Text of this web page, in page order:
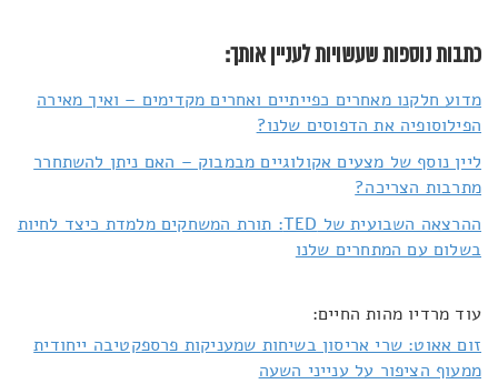
כתבות נוספות שעשויות לעניין אותך:
מדוע חלקנו מאחרים כפייתיים ואחרים מקדימים – ואיך מאירה
הפילוסופיה את הדפוסים שלנו?
ליין נוסף של מצעים אקולוגיים מבמבוק – האם ניתן להשתחרר
מתרבות הצריכה?
ההרצאה השבועית של TED: תורת המשחקים מלמדת כיצד לחיות
בשלום עם המתחרים שלנו
עוד מרדיו מהות החיים:
זום אאוט: שרי אריסון בשיחות שמעניקות פרספקטיבה ייחודית
ממעוף הציפור על ענייני השעה